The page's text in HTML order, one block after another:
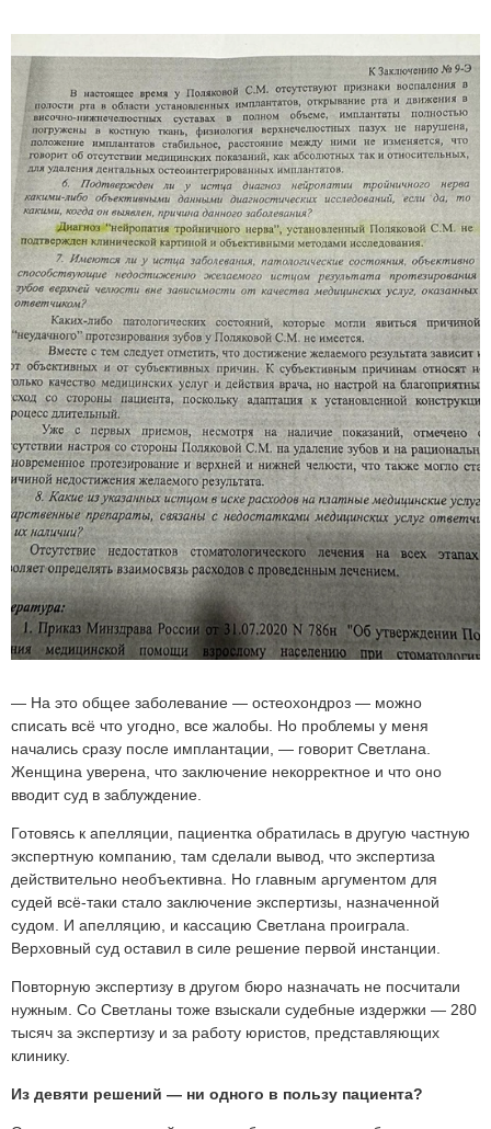
— На это общее заболевание — остеохондроз — можно
списать всё что угодно, все жалобы. Но проблемы у меня
начались сразу после имплантации, — говорит Светлана.
Женщина уверена, что заключение некорректное и что оно
вводит суд в заблуждение.
Готовясь к апелляции, пациентка обратилась в другую частную
экспертную компанию, там сделали вывод, что экспертиза
действительно необъективна. Но главным аргументом для
судей всё-таки стало заключение экспертизы, назначенной
судом. И апелляцию, и кассацию Светлана проиграла.
Верховный суд оставил в силе решение первой инстанции.
Повторную экспертизу в другом бюро назначать не посчитали
нужным. Со Светланы тоже взыскали судебные издержки — 280
тысяч за экспертизу и за работу юристов, представляющих
клинику.
Из девяти решений — ни одного в пользу пациента?